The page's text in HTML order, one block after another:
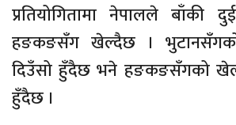
प्रतियोगितामा नेपालले
हङकङसँग खेल्दैछ ।
दिउँसो हुँदैछ भने हङकङसँगको खेल
हुँदैछ ।